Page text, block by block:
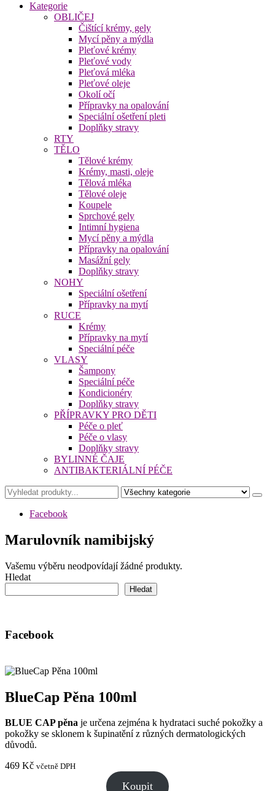
Kategorie
OBLIČEJ
Čištící krémy, gely
Mycí pěny a mýdla
Pleťové krémy
Pleťové vody
Pleťová mléka
Pleťové oleje
Okolí očí
Přípravky na opalování
Speciální ošetření pleti
Doplňky stravy
RTY
TĚLO
Tělové krémy
Krémy, masti, oleje
Tělová mléka
Tělové oleje
Koupele
Sprchové gely
Intimní hygiena
Mycí pěny a mýdla
Přípravky na opalování
Masážní gely
Doplňky stravy
NOHY
Speciální ošetření
Přípravky na mytí
RUCE
Krémy
Přípravky na mytí
Speciální péče
VLASY
Šampony
Speciální péče
Kondicionéry
Doplňky stravy
PŘÍPRAVKY PRO DĚTI
Péče o pleť
Péče o vlasy
Doplňky stravy
BYLINNÉ ČAJE
ANTIBAKTERIÁLNÍ PÉČE
Facebook
Marulovník namibijský
Vašemu výběru neodpovídají žádné produkty.
Hledat
Hledat
Facebook
BlueCap Pěna 100ml
BLUE CAP pěna je určena zejména k hydrataci suché pokožky a
pokožky se sklonem k šupinatění z různých dermatologických
důvodů.
469 Kč včetně DPH
Koupit